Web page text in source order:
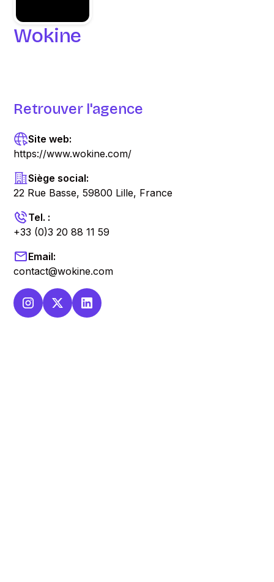
Wokine
Retrouver l'agence
Site web:
https://www.wokine.com/
Siège social:
22 Rue Basse, 59800 Lille, France
Tel. :
+33 (0)3 20 88 11 59
Email:
contact@wokine.com